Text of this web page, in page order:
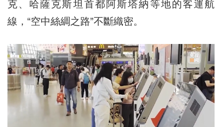
克、哈薩克斯坦首都阿斯塔納等地的客運航
線，“空中絲綢之路”不斷織密。